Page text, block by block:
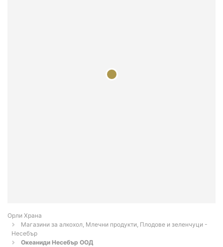
Орли Храна
Магазини за алкохол, Млечни продукти, Плодове и зеленчуци -
Несебър
Океаниди Несебър ООД